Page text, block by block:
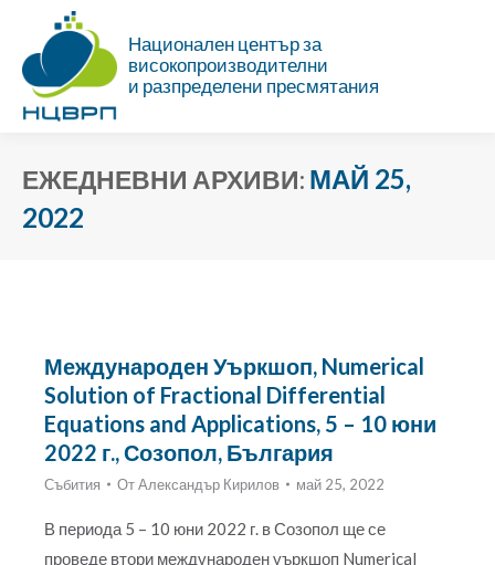
Национален център за
високопроизводителни
и разпределени пресмятания
ЕЖЕДНЕВНИ АРХИВИ: МАЙ 25,
2022
Международен Уъркшоп, Numerical
Solution of Fractional Differential
Equations and Applications, 5 – 10 юни
2022 г., Созопол, България
Събития ОтАлександър Кирилов май 25, 2022
В периода 5 – 10 юни 2022 г. в Созопол ще се
проведе втори международен уъркшоп Numerical